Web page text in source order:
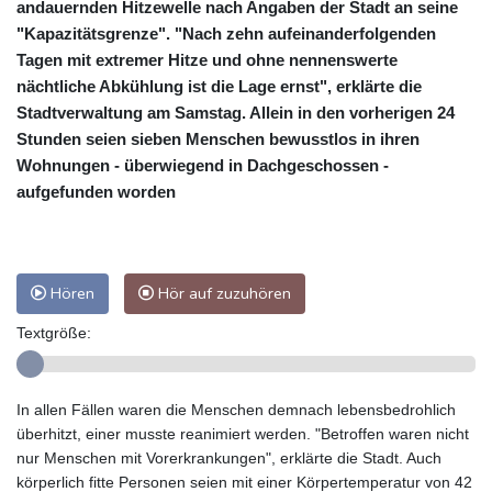
andauernden Hitzewelle nach Angaben der Stadt an seine
"Kapazitätsgrenze". "Nach zehn aufeinanderfolgenden
Tagen mit extremer Hitze und ohne nennenswerte
nächtliche Abkühlung ist die Lage ernst", erklärte die
Stadtverwaltung am Samstag. Allein in den vorherigen 24
Stunden seien sieben Menschen bewusstlos in ihren
Wohnungen - überwiegend in Dachgeschossen -
aufgefunden worden
Hören Hör auf zuzuhören
Textgröße:
In allen Fällen waren die Menschen demnach lebensbedrohlich
überhitzt, einer musste reanimiert werden. "Betroffen waren nicht
nur Menschen mit Vorerkrankungen", erklärte die Stadt. Auch
körperlich fitte Personen seien mit einer Körpertemperatur von 42